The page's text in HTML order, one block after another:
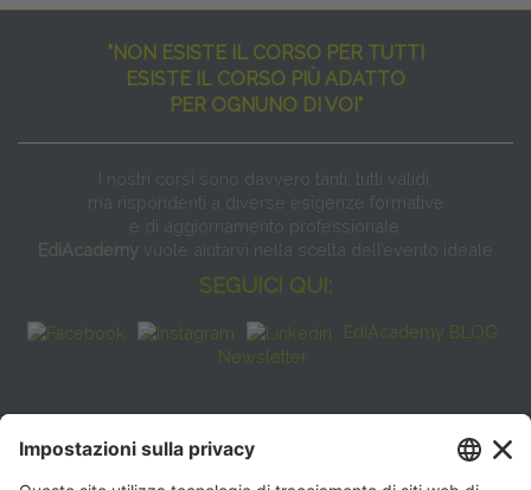
"NON ESISTE IL CORSO PER TUTTI
ESISTE IL CORSO PIÙ ADATTO
PER OGNUNO DI VOI"
I nostri corsi sono davvero tanti, tutti validi
ma rispondenti a diverse esigenze formative
e di aggiornamento professionale.
EdiAcademy vuole aiutarvi nella scelta dell’evento ideale
SEGUICI QUI:
EdiAcademy BLOG
Newsletter
FAQ